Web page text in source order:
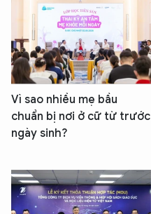
Vì sao nhiều mẹ bầu
chuẩn bị nơi ở cữ từ trước
ngày sinh?